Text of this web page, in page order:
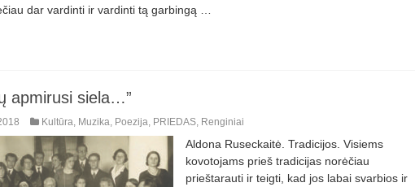
dar vardinti ir var­din­ti tą garbingą …
apmirusi siela…”
Kultūra Muzika Poezija PRIEDAS, Renginiai
Aldona Ruseckaitė. Tradicijos. Visiems
kovotojams prieš tradicijas norėčiau
prieštarauti ir teigti, kad jos labai svarbios ir